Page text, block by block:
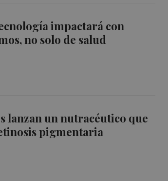
impactará con
no solo de salud
lanzan un nutracéutico que
pigmentaria